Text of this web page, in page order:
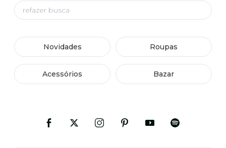
Novidades Roupas
Acessórios Bazar